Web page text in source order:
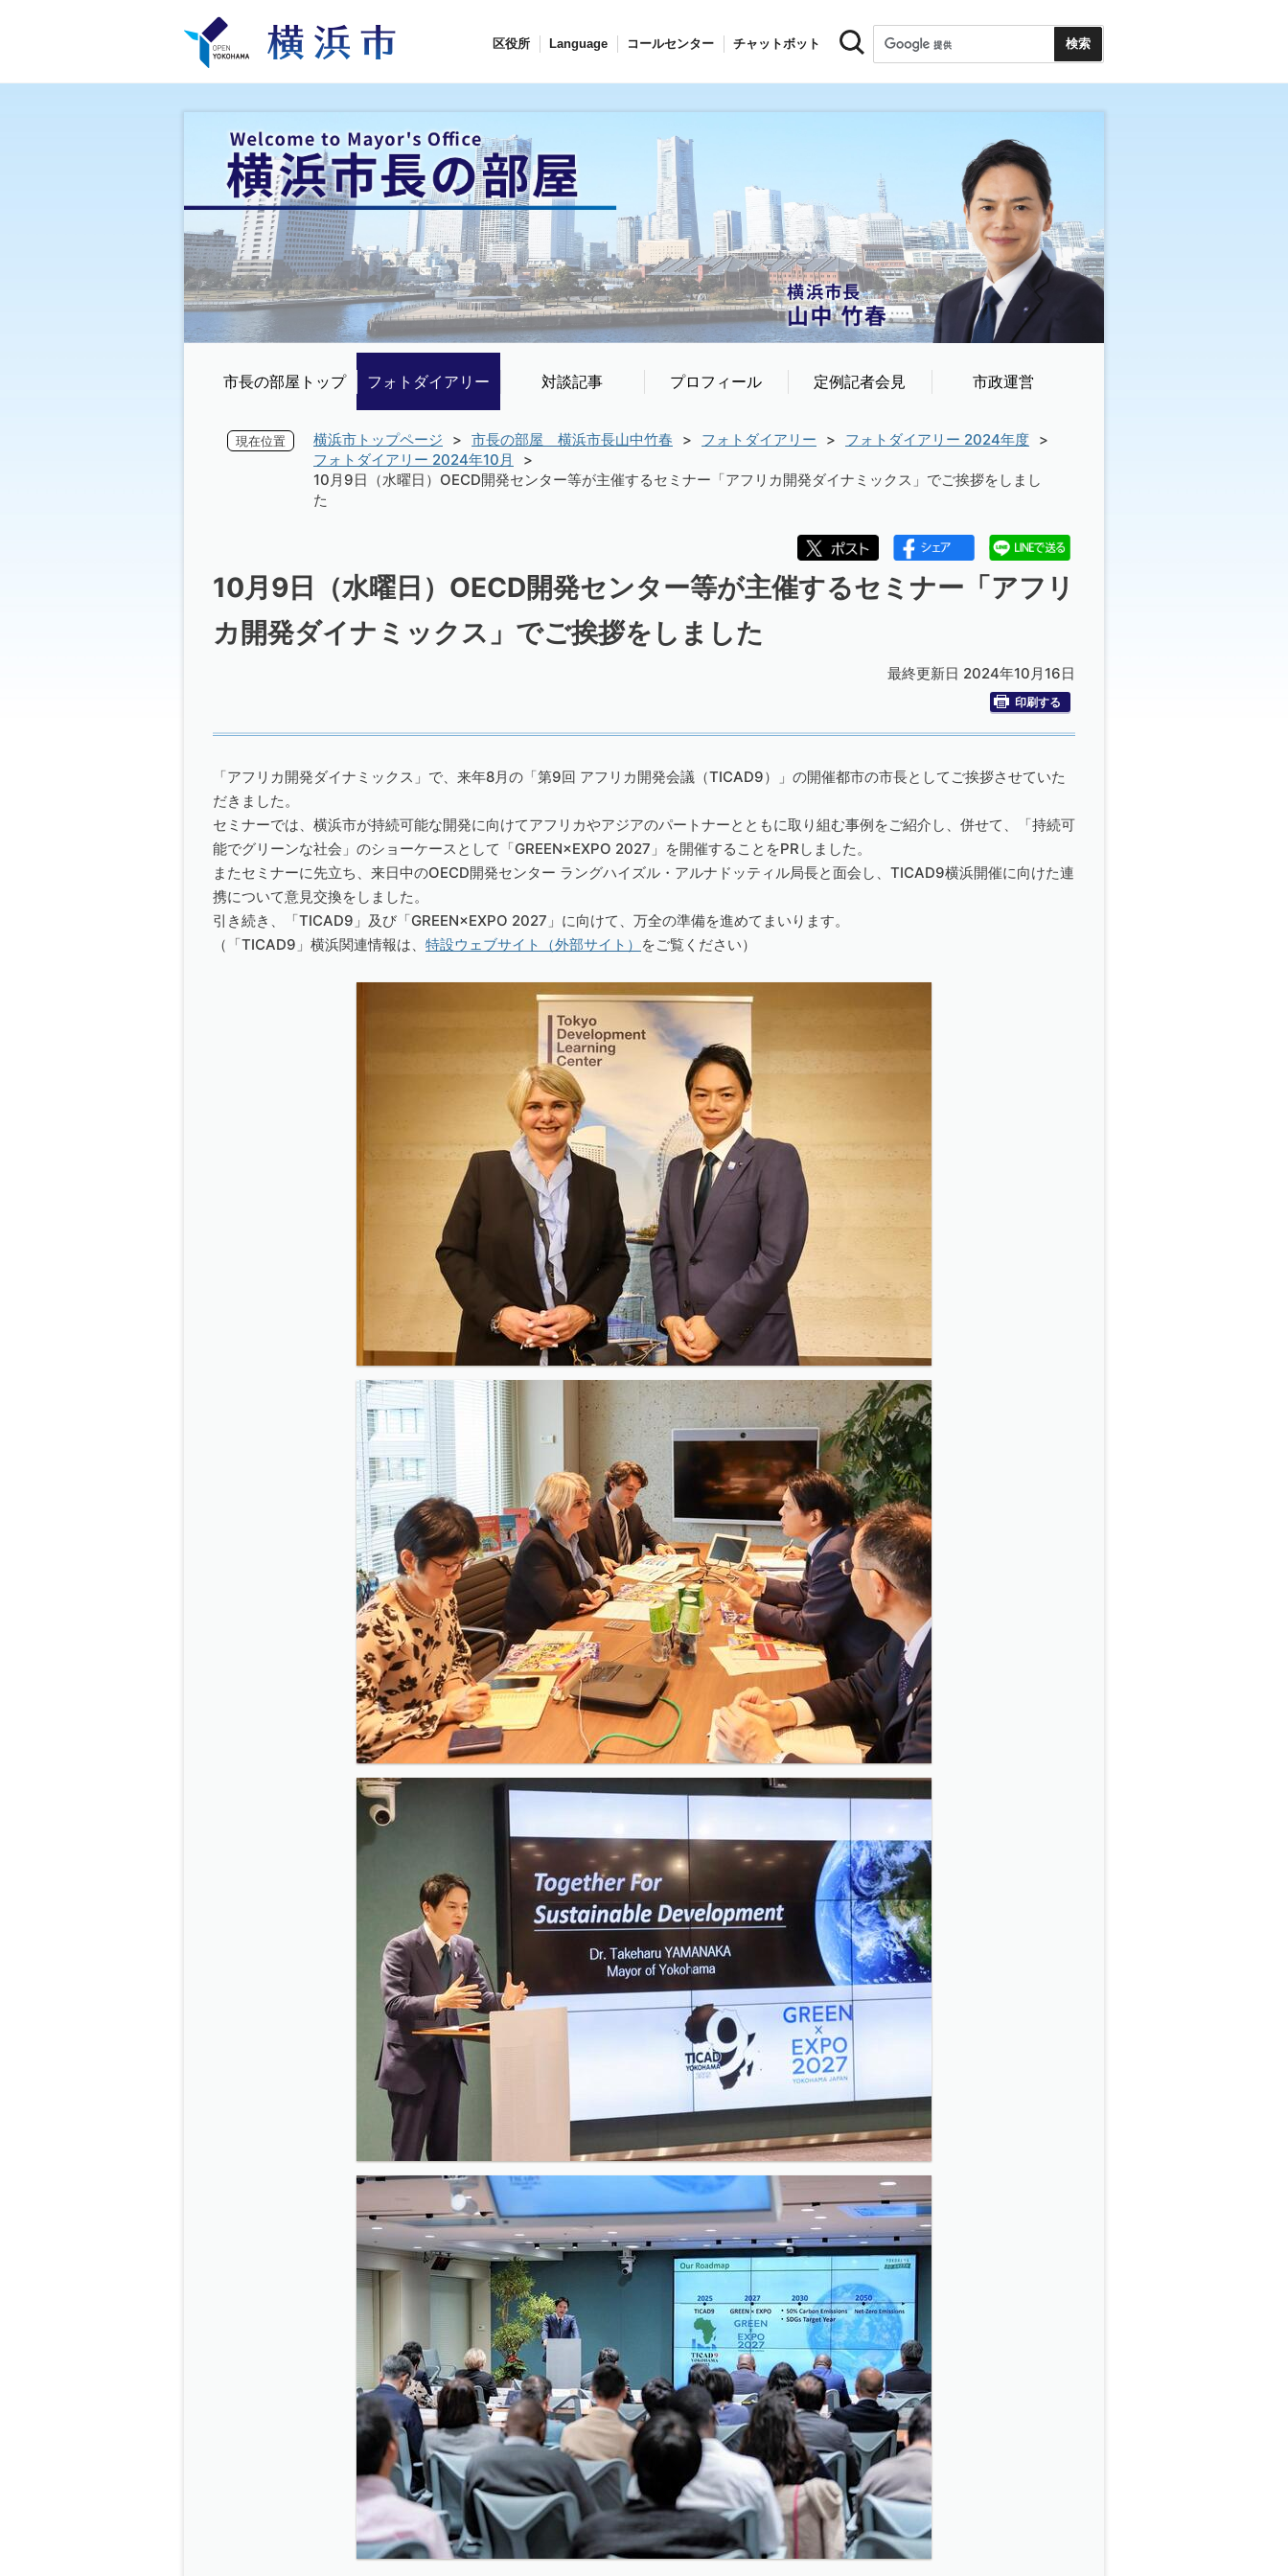
区役所 Language コールセンター チャットボット
市長の部屋トップ フォトダイアリー 対談記事 プロフィール 定例記者会見 市政運営
現在位置 横浜市トップページ 市長の部屋 横浜市長山中竹春 フォトダイアリー
フォトダイアリー 2024年度
フォトダイアリー 2024年10月
10月9日（水曜日）OECD開発センター等が主催するセミナー「アフリカ開発ダイナミックス」でご挨拶をしまし
た
10月9日（水曜日）OECD開発センター等が主催するセミナー「アフリ
カ開発ダイナミックス」でご挨拶をしました
最終更新日 2024年10月16日
印刷する
「アフリカ開発ダイナミックス」で、来年8月の「第9回 アフリカ開発会議（TICAD9）」の開催都市の市長としてご挨拶させていた
だきました。
セミナーでは、横浜市が持続可能な開発に向けてアフリカやアジアのパートナーとともに取り組む事例をご紹介し、併せて、「持続可
能でグリーンな社会」のショーケースとして「GREEN×EXPO 2027」を開催することをPRしました。
またセミナーに先立ち、来日中のOECD開発センター ラングハイズル・アルナドッティル局長と面会し、TICAD9横浜開催に向けた連
携について意見交換をしました。
引き続き、「TICAD9」及び「GREEN×EXPO 2027」に向けて、万全の準備を進めてまいります。
（「TICAD9」横浜関連情報は、 特設ウェブサイト（外部サイト） をご覧ください）